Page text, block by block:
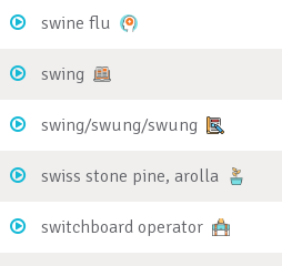
swine flu
swing
swing/swung/swung
swiss stone pine, arolla
switchboard operator